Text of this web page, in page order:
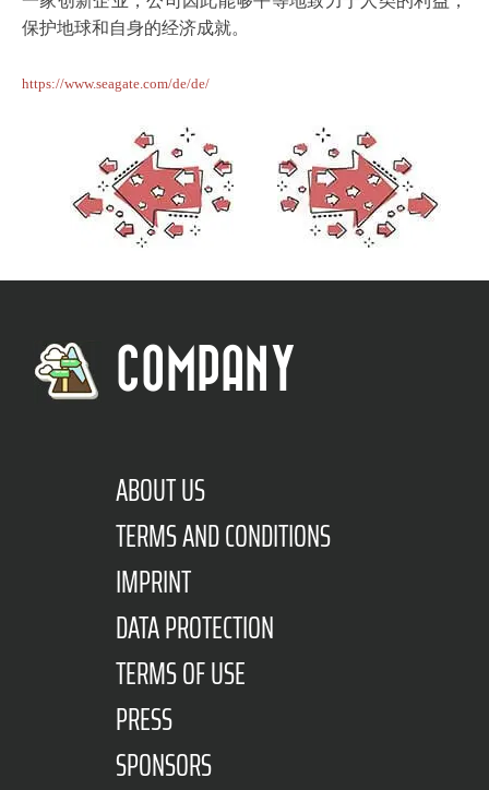
保护地球和自身的经济成就。
https://www.seagate.com/de/de/
COMPANY
ABOUT US
TERMS AND CONDITIONS
IMPRINT
DATA PROTECTION
TERMS OF USE
PRESS
SPONSORS